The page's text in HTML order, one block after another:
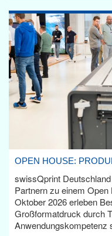
OPEN HOUSE:
swissQprint
Partnern zu einem
Oktober 2026 erleben
Großformatdruck durch
Anwendungskompetenz